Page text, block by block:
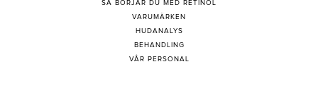
SÅ BÖRJAR DU MED RETINOL
VARUMÄRKEN
HUDANALYS
BEHANDLING
VÅR PERSONAL